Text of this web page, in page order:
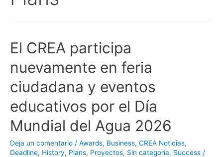
El CREA participa
nuevamente en feria
ciudadana y eventos
educativos por el Día
Mundial del Agua 2026
Deja un comentario / Awards, Business, CREA Noticias,
Deadline, History, Plans, Proyectos, Sin categoría, Success /